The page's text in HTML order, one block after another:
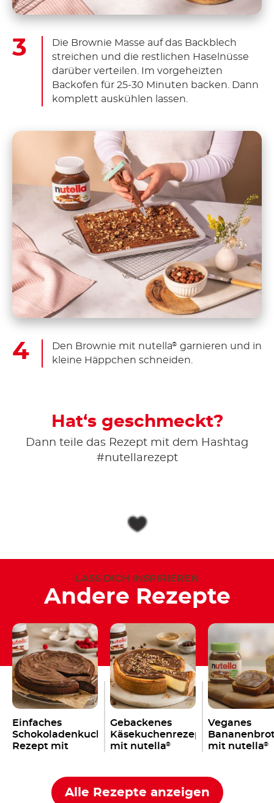
Die Brownie Masse auf das Backblech
streichen und die restlichen Haselnüsse
darüber verteilen. Im vorgeheizten
Backofen für 25-30 Minuten backen. Dann
komplett auskühlen lassen.
Den Brownie mit nutella® garnieren und in
kleine Häppchen schneiden.
Hat‘s geschmeckt?
Dann teile das Rezept mit dem Hashtag
#nutellarezept
LASS DICH INSPIRIEREN
Andere Rezepte
Einfaches
Schokoladenkuchen
Rezept mit
Gebackenes
Käsekuchenrezept
mit nutella®
Veganes
mit nutella®
Alle Rezepte anzeigen